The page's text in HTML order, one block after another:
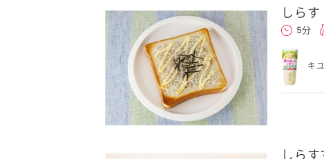
後、そのメールを転送し
しらす
5分
キ
しら